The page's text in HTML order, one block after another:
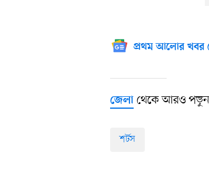
প্রথম আলোর খবর
জেলা থেকে আরও পড়ুন
শর্টস